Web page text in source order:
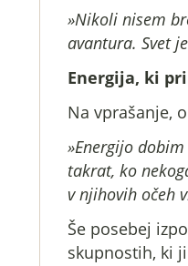
»Nikoli nisem
avantura. Svet
Energija, ki
Na vprašanje,
»Energijo
takrat, ko
v njihovih očeh
Še posebej
skupnostih, ki